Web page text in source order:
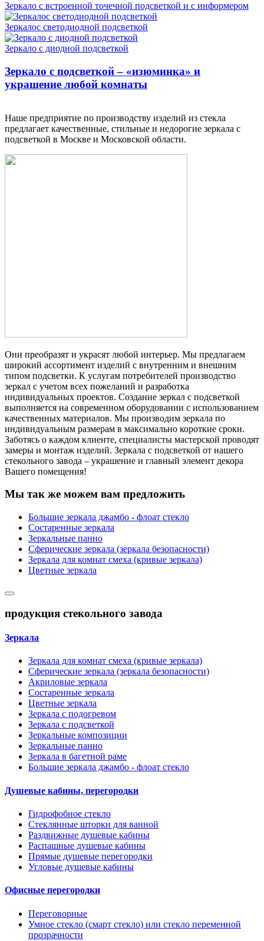
Зеркало с встроенной точечной подсветкой и с информером
Зеркалос светодиодной подсветкой
Зеркало с диодной подсветкой
Зеркало с подсветкой – «изюминка» и
украшение любой комнаты
Наше предприятие по производству изделий из стекла
предлагает качественные, стильные и недорогие зеркала с
подсветкой в Москве и Московской области.
Они преобразят и украсят любой интерьер. Мы предлагаем
широкий ассортимент изделий с внутренним и внешним
типом подсветки. К услугам потребителей производство
зеркал с учетом всех пожеланий и разработка
индивидуальных проектов. Создание зеркал с подсветкой
выполняется на современном оборудовании с использованием
качественных материалов. Мы производим зеркала по
индивидуальным размерам в максимально короткие сроки.
Заботясь о каждом клиенте, специалисты мастерской проводят
замеры и монтаж изделий. Зеркала с подсветкой от нашего
стекольного завода – украшение и главный элемент декора
Вашего помещения!
Мы так же можем вам предложить
Большие зеркала джамбо - флоат стекло
Состаренные зеркала
Зеркальные панно
Сферические зеркала (зеркала безопасности)
Зеркала для комнат смеха (кривые зеркала)
Цветные зеркала
продукция стекольного завода
Зеркала
Зеркала для комнат смеха (кривые зеркала)
Сферические зеркала (зеркала безопасности)
Акриловые зеркала
Состаренные зеркала
Цветные зеркала
Зеркала с подогревом
Зеркала с подсветкой
Зеркальные композиции
Зеркальные панно
Зеркала в багетной раме
Большие зеркала джамбо - флоат стекло
Душевые кабины, перегородки
Гидрофобное стекло
Стеклянные шторки для ванной
Раздвижные душевые кабины
Распашные душевые кабины
Прямые душевые перегородки
Угловые душевые кабины
Офисные перегородки
Переговорные
Умное стекло (смарт стекло) или стекло переменной
прозрачности